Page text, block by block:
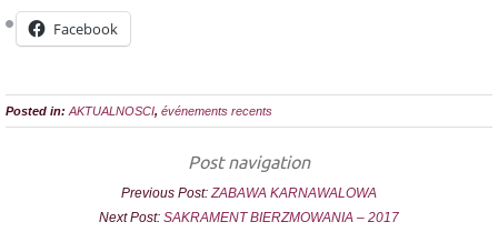
Facebook
Posted in: AKTUALNOSCI, événements recents
Post navigation
Previous Post: ZABAWA KARNAWALOWA
Next Post: SAKRAMENT BIERZMOWANIA – 2017